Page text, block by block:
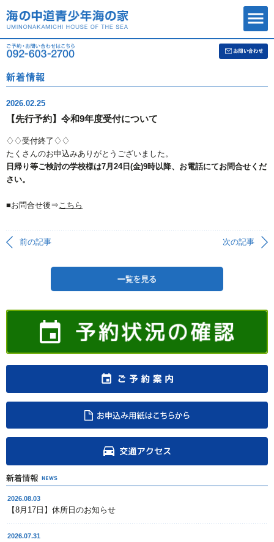
2026.02.25
【先行予約】令和9年度受付について
♢♢受付終了♢♢
たくさんのお申込みありがとうございました。
日帰り等ご検討の学校様は7月24日(金)9時以降、お電話にてお問合せくだ
さい。
■お問合せ後⇒こちら
前の記事 次の記事
2026.08.03
【8月17日】休所日のお知らせ
2026.07.31